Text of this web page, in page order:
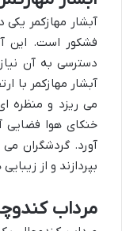
آبشار مهازکمر
فشکور است. این
دسترسی به آن
می ریزد و منظره
خنکای هوا
آورد. گردشگران می
بپردازند و از
مرداب